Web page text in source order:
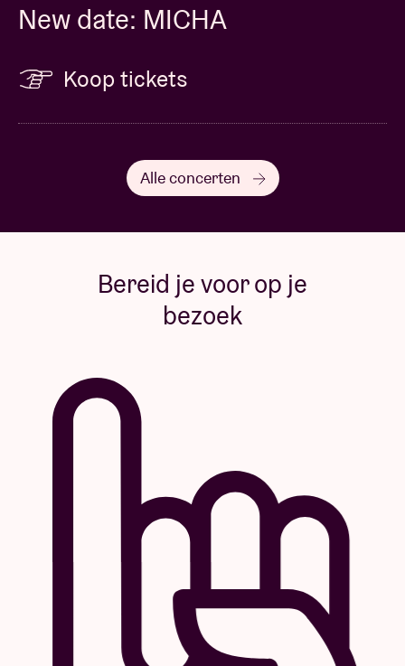
New date: MICHA
Koop tickets
Alle concerten
Bereid je voor op je
bezoek